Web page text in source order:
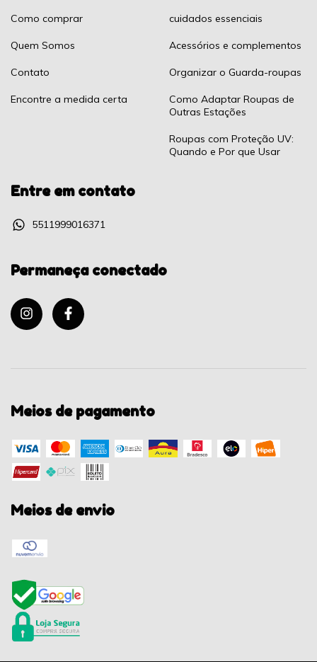
Como comprar
Quem Somos
Contato
Encontre a medida certa
cuidados essenciais
Acessórios e complementos
Organizar o Guarda-roupas
Como Adaptar Roupas de
Outras Estações
Roupas com Proteção UV:
Quando e Por que Usar
Entre em contato
5511999016371
Permaneça conectado
Meios de pagamento
Meios de envio